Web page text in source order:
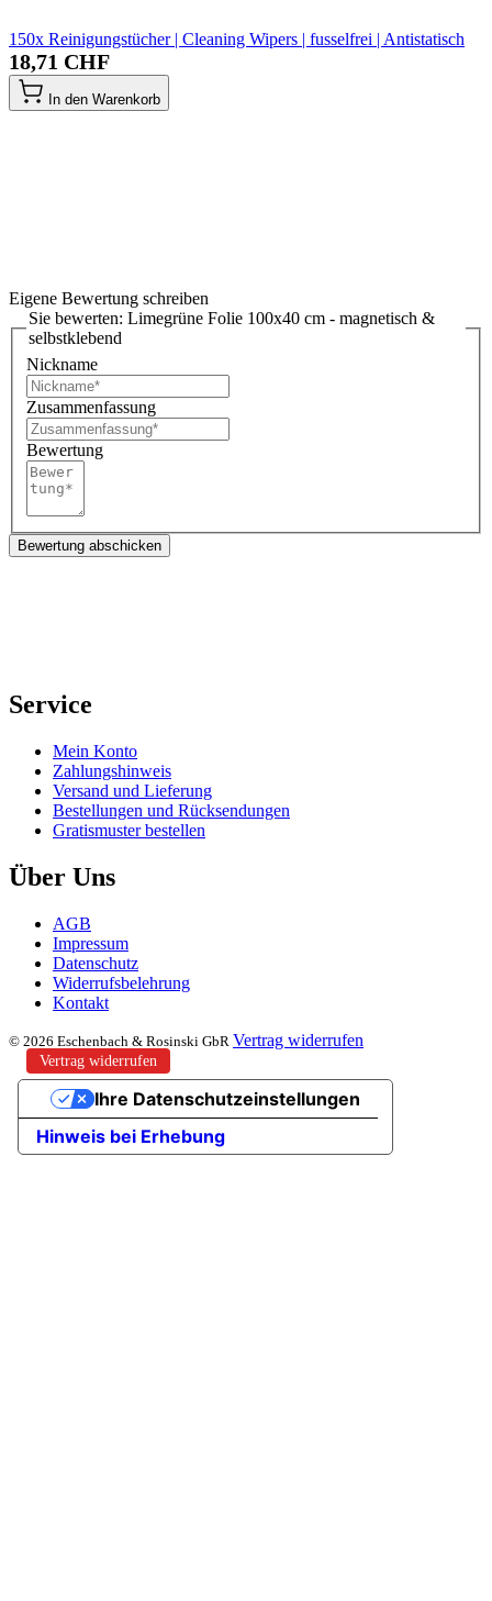
150x Reinigungstücher | Cleaning Wipers | fusselfrei | Antistatisch
18,71 CHF
In den Warenkorb
Eigene Bewertung schreiben
Sie bewerten: Limegrüne Folie 100x40 cm - magnetisch &
selbstklebend
Nickname
Zusammenfassung
Bewertung
Bewertung abschicken
Service
Mein Konto
Zahlungshinweis
Versand und Lieferung
Bestellungen und Rücksendungen
Gratismuster bestellen
Über Uns
AGB
Impressum
Datenschutz
Widerrufsbelehrung
Kontakt
© 2026 Eschenbach & Rosinski GbR Vertrag widerrufen
Vertrag widerrufen
Hinweis bei Erhebung
Ihre Datenschutzeinstellungen